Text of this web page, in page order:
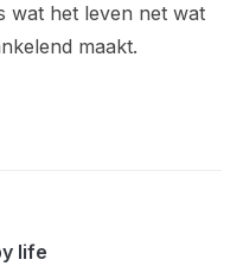
wat het leven net wat
maakt.
life